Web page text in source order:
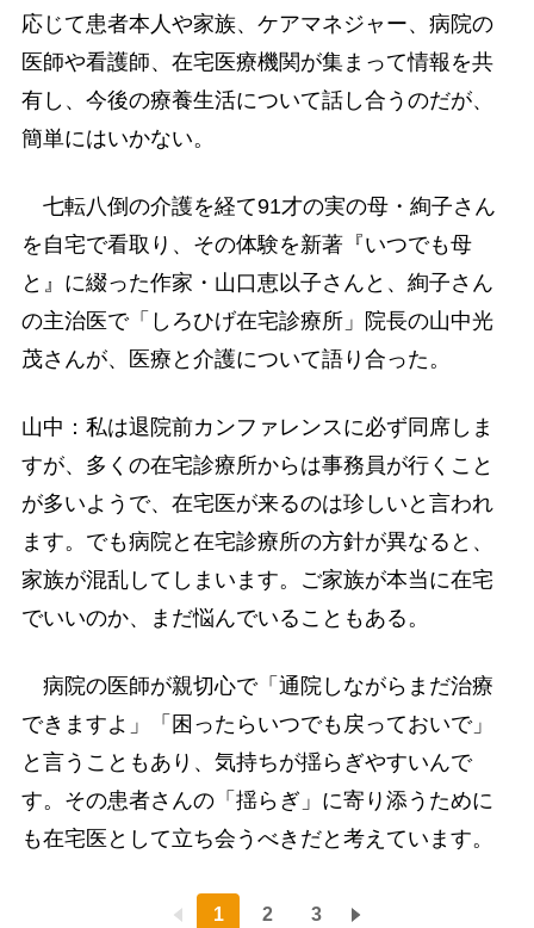
応じて患者本人や家族、ケアマネジャー、病院の
医師や看護師、在宅医療機関が集まって情報を共
有し、今後の療養生活について話し合うのだが、
簡単にはいかない。
七転八倒の介護を経て91才の実の母・絢子さん
を自宅で看取り、その体験を新著『いつでも母
と』に綴った作家・山口恵以子さんと、絢子さん
の主治医で「しろひげ在宅診療所」院長の山中光
茂さんが、医療と介護について語り合った。
山中：私は退院前カンファレンスに必ず同席しま
すが、多くの在宅診療所からは事務員が行くこと
が多いようで、在宅医が来るのは珍しいと言われ
ます。でも病院と在宅診療所の方針が異なると、
家族が混乱してしまいます。ご家族が本当に在宅
でいいのか、まだ悩んでいることもある。
病院の医師が親切心で「通院しながらまだ治療
できますよ」「困ったらいつでも戻っておいで」
と言うこともあり、気持ちが揺らぎやすいんで
す。その患者さんの「揺らぎ」に寄り添うために
も在宅医として立ち会うべきだと考えています。
1 2 3